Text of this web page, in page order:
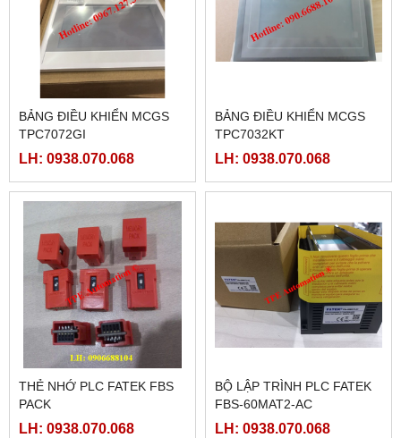
BẢNG ĐIỀU KHIỂN MCGS
TPC7072GI
LH: 0938.070.068
BẢNG ĐIỀU KHIỂN MCGS
TPC7032KT
LH: 0938.070.068
THẺ NHỚ PLC FATEK FBS
PACK
LH: 0938.070.068
BỘ LẬP TRÌNH PLC FATEK
FBS-60MAT2-AC
LH: 0938.070.068